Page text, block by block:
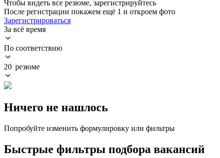
Чтобы видеть все резюме, зарегистрируйтесь
После регистрации покажем ещё 1 и откроем фото
Зарегистрироваться
За всё время
По соответствию
20 резюме
Ничего не нашлось
Попробуйте изменить формулировку или фильтры
Быстрые фильтры подбора вакансий